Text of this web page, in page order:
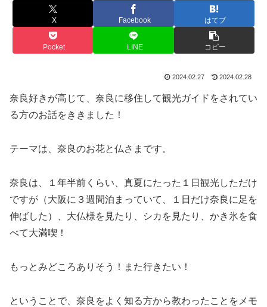
X Facebook はてブ
Pocket LINE コピー
2024.02.27 2024.02.28
奈良好きが高じて、奈良に移住して観光ガイドをされてい
る方のお話をききました！
テーマは、奈良のお花と仏さまです。
奈良は、１年半前くらい、真夏にたった１日観光しただけ
ですが（大阪に３週間泊まっていて、１日だけ奈良に足を
伸ばした）、大仏様を見たり、シカを見たり、かき氷を食
べて大満喫！
もっとみどころありそう！また行きたい！
ということで、奈良をよく知る方から教わったことをメモ